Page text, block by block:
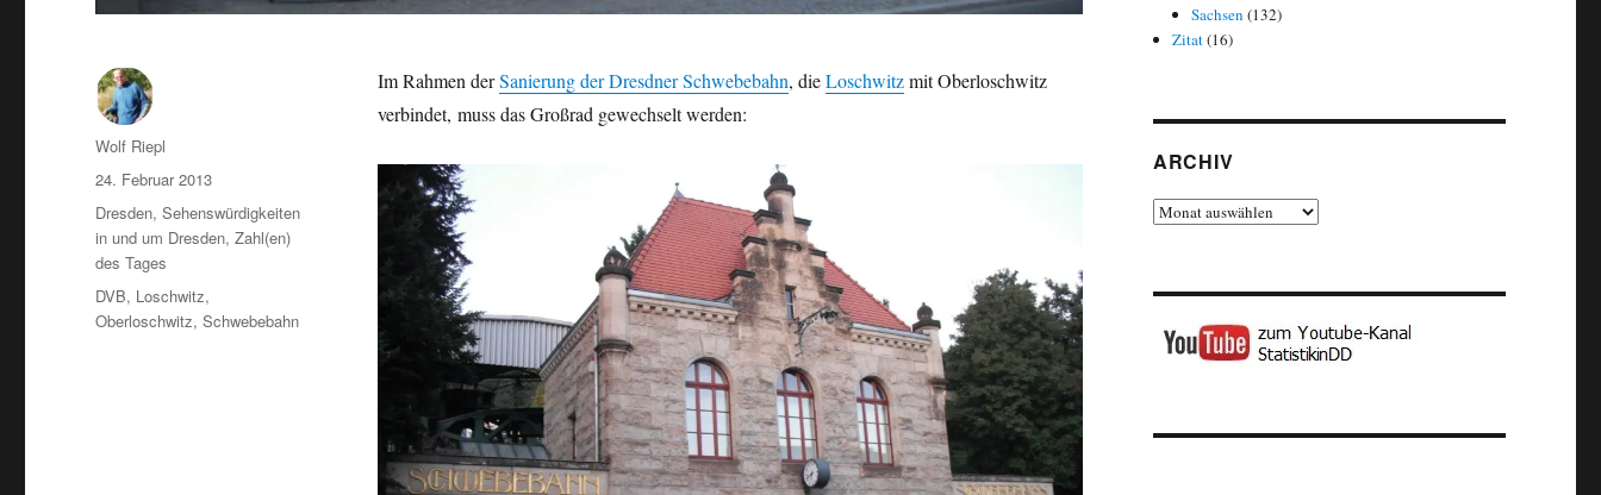
Im Rahmen derSanierung der Dresdner Schwebebahn, dieLoschwitzmit Oberloschwitz
verbindet, muss das Großrad gewechselt werden:
Autor
Wolf Riepl
Veröffentlicht
am
24. Februar 2013
Kategorien
Dresden,Sehenswürdigkeiten
in und um Dresden,Zahl(en)
des Tages
Schlagwörter
DVB, Loschwitz,
Oberloschwitz,Schwebebahn
Sachsen (132)
Zitat(16)
ARCHIV
Archiv